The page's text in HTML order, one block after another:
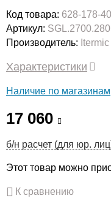
Код товара: 628-178-
Артикул:
Производитель: Itermic
Характеристики
Наличие по магазинам
17 060
б/н расчет (для юр.
Этот товар можно
К сравнению